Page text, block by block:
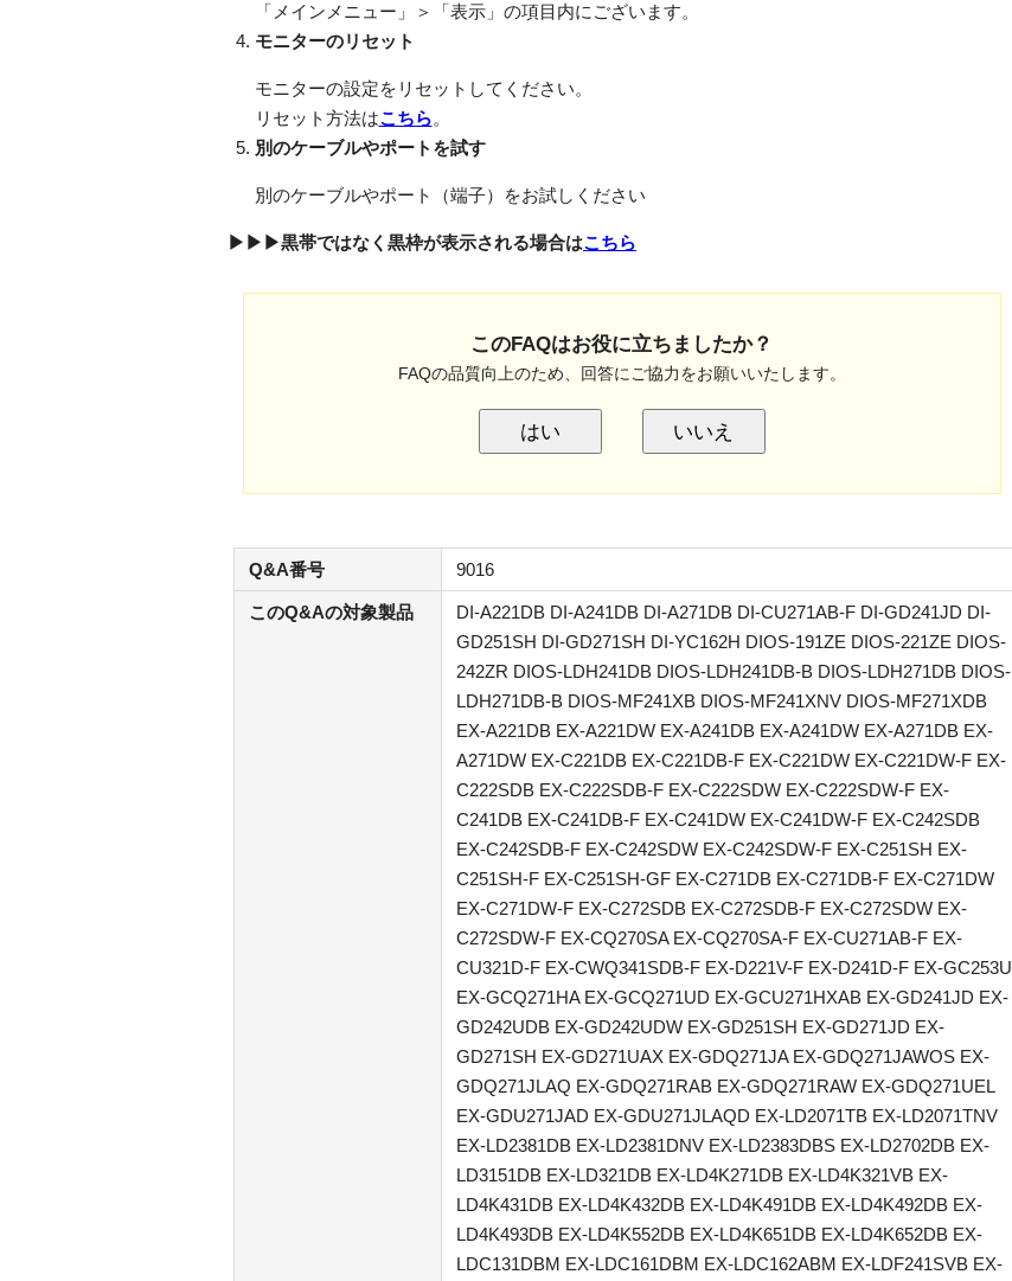
「メインメニュー」＞「表示」の項目内にございます。
モニターのリセット
モニターの設定をリセットしてください。
リセット方法はこちら。
別のケーブルやポートを試す
別のケーブルやポート（端子）をお試しください
▶▶▶黒帯ではなく黒枠が表示される場合はこちら
このFAQはお役に立ちましたか？
FAQの品質向上のため、回答にご協力をお願いいたします。
はい いいえ
Q&A番号 9016
このQ&Aの対象製品
DI-A221DB DI-A241DB DI-A271DB DI-CU271AB-F DI-GD241JD DI-
GD251SH DI-GD271SH DI-YC162H DIOS-191ZE DIOS-221ZE DIOS-
242ZR DIOS-LDH241DB DIOS-LDH241DB-B DIOS-LDH271DB DIOS-
LDH271DB-B DIOS-MF241XB DIOS-MF241XNV DIOS-MF271XDB
EX-A221DB EX-A221DW EX-A241DB EX-A241DW EX-A271DB EX-
A271DW EX-C221DB EX-C221DB-F EX-C221DW EX-C221DW-F EX-
C222SDB EX-C222SDB-F EX-C222SDW EX-C222SDW-F EX-
C241DB EX-C241DB-F EX-C241DW EX-C241DW-F EX-C242SDB
EX-C242SDB-F EX-C242SDW EX-C242SDW-F EX-C251SH EX-
C251SH-F EX-C251SH-GF EX-C271DB EX-C271DB-F EX-C271DW
EX-C271DW-F EX-C272SDB EX-C272SDB-F EX-C272SDW EX-
C272SDW-F EX-CQ270SA EX-CQ270SA-F EX-CU271AB-F EX-
CU321D-F EX-CWQ341SDB-F EX-D221V-F EX-D241D-F EX-GC253U
EX-GCQ271HA EX-GCQ271UD EX-GCU271HXAB EX-GD241JD EX-
GD242UDB EX-GD242UDW EX-GD251SH EX-GD271JD EX-
GD271SH EX-GD271UAX EX-GDQ271JA EX-GDQ271JAWOS EX-
GDQ271JLAQ EX-GDQ271RAB EX-GDQ271RAW EX-GDQ271UEL
EX-GDU271JAD EX-GDU271JLAQD EX-LD2071TB EX-LD2071TNV
EX-LD2381DB EX-LD2381DNV EX-LD2383DBS EX-LD2702DB EX-
LD3151DB EX-LD321DB EX-LD4K271DB EX-LD4K321VB EX-
LD4K431DB EX-LD4K432DB EX-LD4K491DB EX-LD4K492DB EX-
LD4K493DB EX-LD4K552DB EX-LD4K651DB EX-LD4K652DB EX-
LDC131DBM EX-LDC161DBM EX-LDC162ABM EX-LDF241SVB EX-